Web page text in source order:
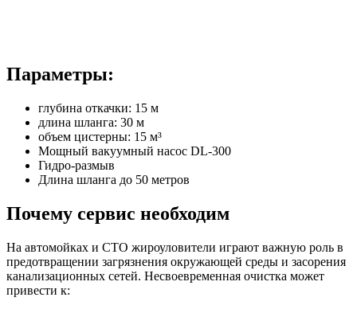
Параметры:
глубина откачки: 15 м
длина шланга: 30 м
объем цистерны: 15 м³
Мощный вакуумный насос DL-300
Гидро-размыв
Длина шланга до 50 метров
Почему сервис необходим
На автомойках и СТО жироуловители играют важную роль в
предотвращении загрязнения окружающей среды и засорения
канализационных сетей. Несвоевременная очистка может
привести к: